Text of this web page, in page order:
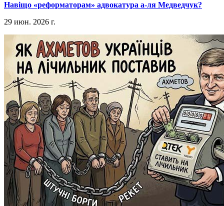
​Навіщо «реформаторам» адвокатура а-ля Медведчук?
29 июн. 2026 г.